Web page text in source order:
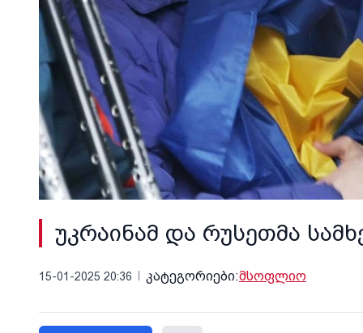
უკრაინამ და რუსეთმა
15-01-2025 20:36 კატეგორიები:მსოფლიო